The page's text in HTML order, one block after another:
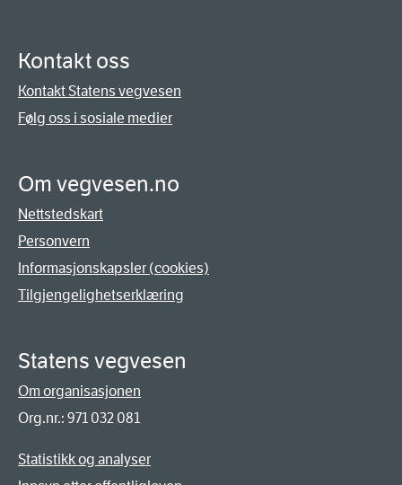
Kontakt oss
Kontakt Statens vegvesen
Følg oss i sosiale medier
Om vegvesen.no
Nettstedskart
Personvern
Informasjonskapsler (cookies)
Tilgjengelighetserklæring
Statens vegvesen
Om organisasjonen
Org.nr.: 971 032 081
Statistikk og analyser